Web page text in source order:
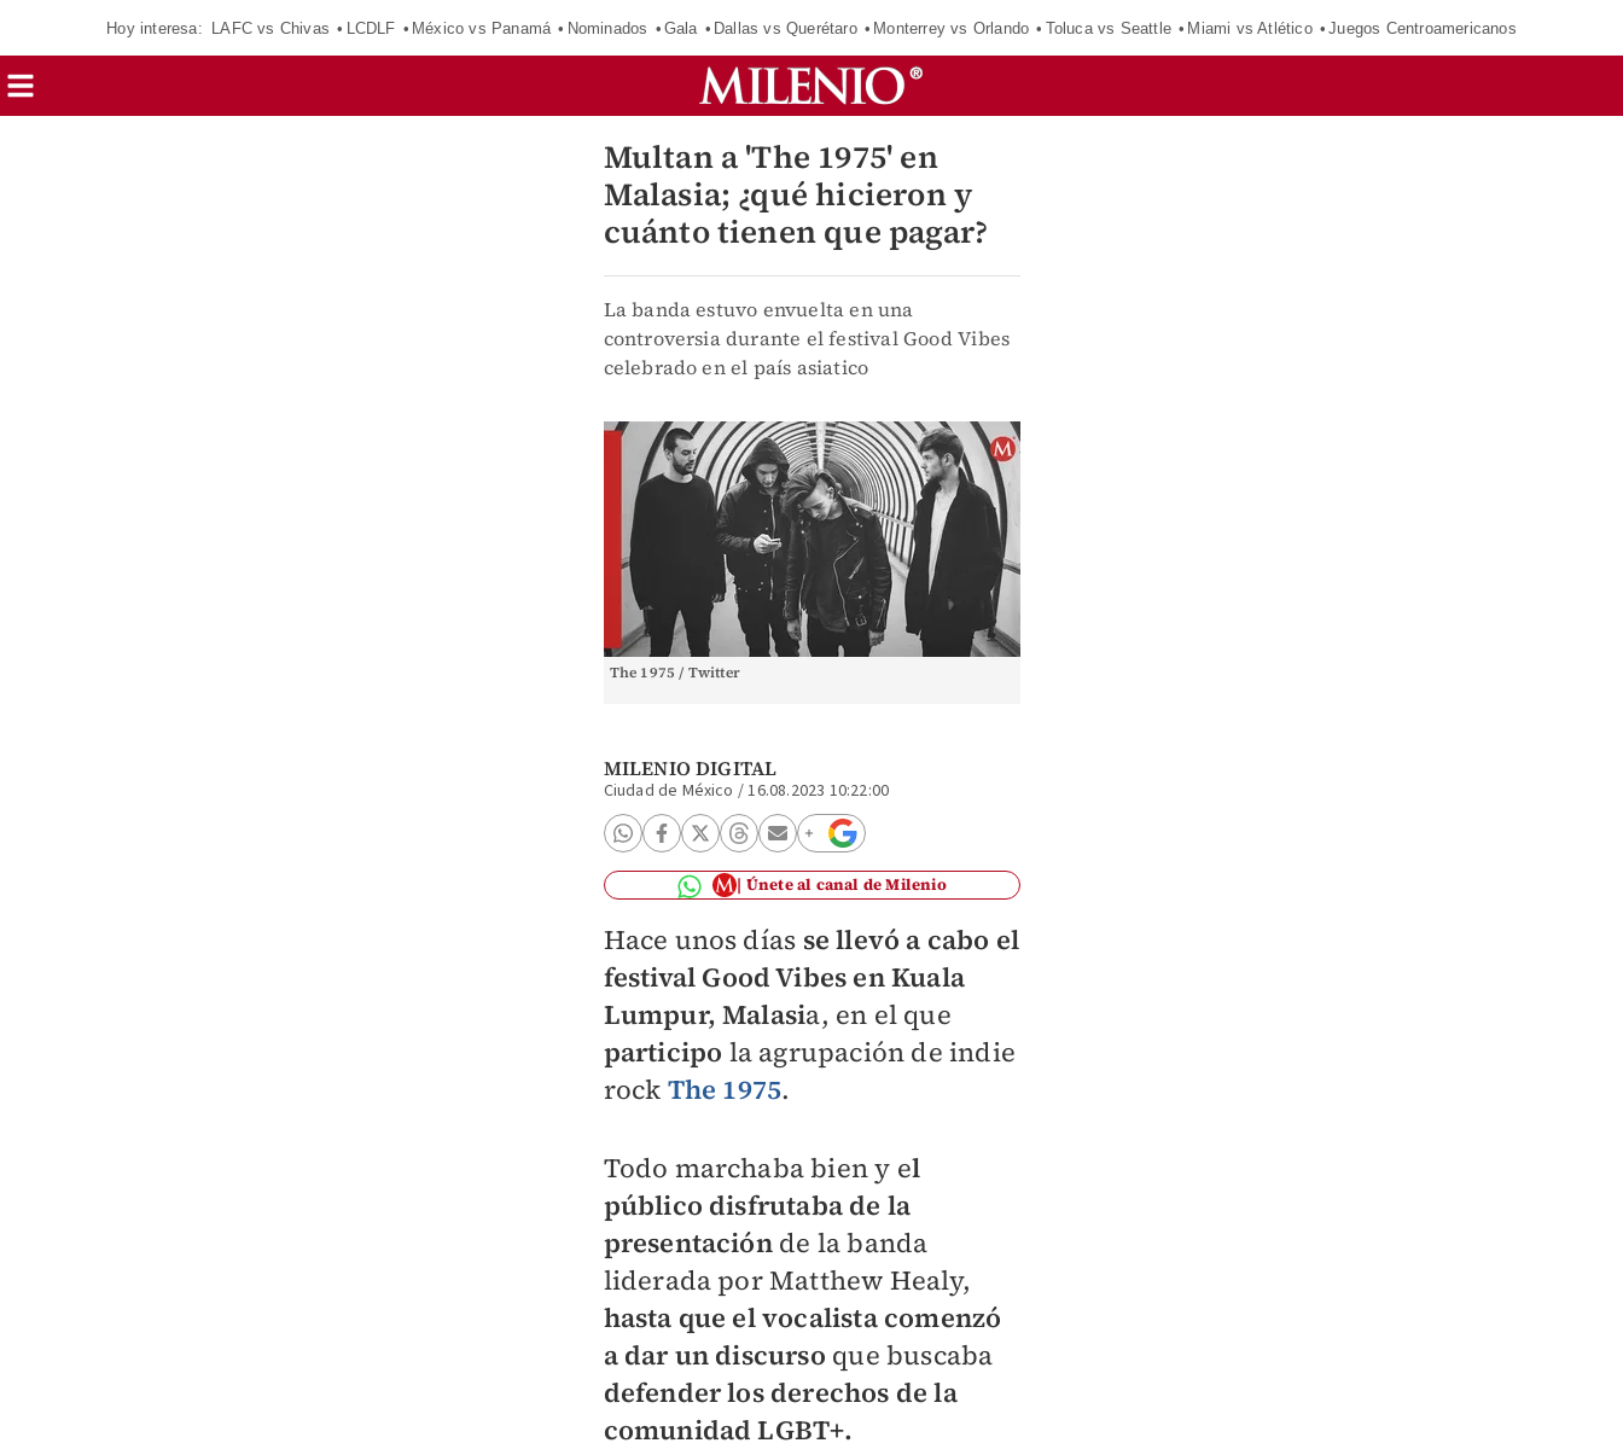
Hoy interesa: LAFC vs Chivas LCDLF México vs Panamá Nominados Gala Dallas vs Querétaro Monterrey vs Orlando Toluca vs Seattle Miami vs Atlético Juegos Centroamericanos
Multan a 'The 1975' en
Malasia; ¿qué hicieron y
cuánto tienen que pagar?
La banda estuvo envuelta en una
controversia durante el festival Good Vibes
celebrado en el país asiatico
The 1975 / Twitter
MILENIO DIGITAL
Ciudad de México /16.08.2023 10:22:00
Únete al canal de Milenio
Hace unos días se llevó a cabo el
festival Good Vibes en Kuala
Lumpur, Malasia, en el que
participo la agrupación de indie
rock The 1975.
Todo marchaba bien y el
público disfrutaba de la
presentación de la banda
liderada por Matthew Healy,
hasta que el vocalista comenzó
a dar un discurso que buscaba
defender los derechos de la
comunidad LGBT+.